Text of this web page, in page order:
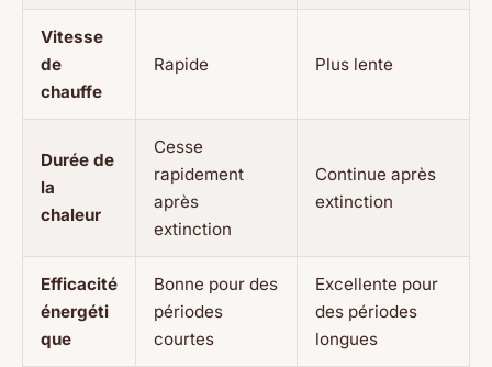
Vitesse
de
chauffe
Rapide Plus lente
Durée de
la
chaleur
Cesse
rapidement
après
extinction
Continue après
extinction
Efficacité
énergéti
que
Bonne pour des
périodes
courtes
Excellente pour
des périodes
longues